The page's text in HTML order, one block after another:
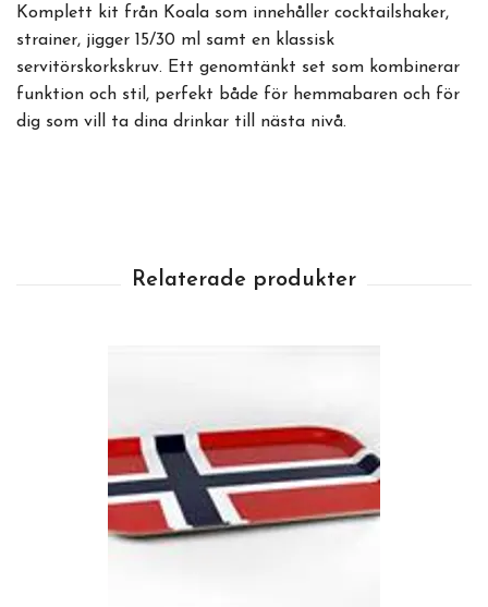
Komplett kit från Koala som innehåller cocktailshaker,
strainer, jigger 15/30 ml samt en klassisk
servitörskorkskruv. Ett genomtänkt set som kombinerar
funktion och stil, perfekt både för hemmabaren och för
dig som vill ta dina drinkar till nästa nivå.